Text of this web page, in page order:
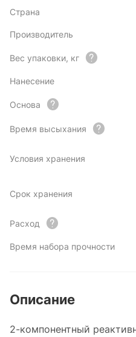
Страна
Производитель
Вес упаковки, кг
Нанесение
Основа
Время высыхания
Условия хранения
Срок хранения
Расход
Время набора прочности
Описание
2-компонентный